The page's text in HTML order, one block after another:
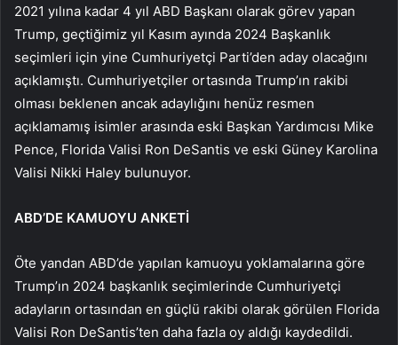
2021 yılına kadar 4 yıl ABD Başkanı olarak görev yapan
Trump, geçtiğimiz yıl Kasım ayında 2024 Başkanlık
seçimleri için yine Cumhuriyetçi Parti’den aday olacağını
açıklamıştı. Cumhuriyetçiler ortasında Trump’ın rakibi
olması beklenen ancak adaylığını henüz resmen
açıklamamış isimler arasında eski Başkan Yardımcısı Mike
Pence, Florida Valisi Ron DeSantis ve eski Güney Karolina
Valisi Nikki Haley bulunuyor.
ABD’DE KAMUOYU ANKETİ
Öte yandan ABD’de yapılan kamuoyu yoklamalarına göre
Trump’ın 2024 başkanlık seçimlerinde Cumhuriyetçi
adayların ortasından en güçlü rakibi olarak görülen Florida
Valisi Ron DeSantis’ten daha fazla oy aldığı kaydedildi.